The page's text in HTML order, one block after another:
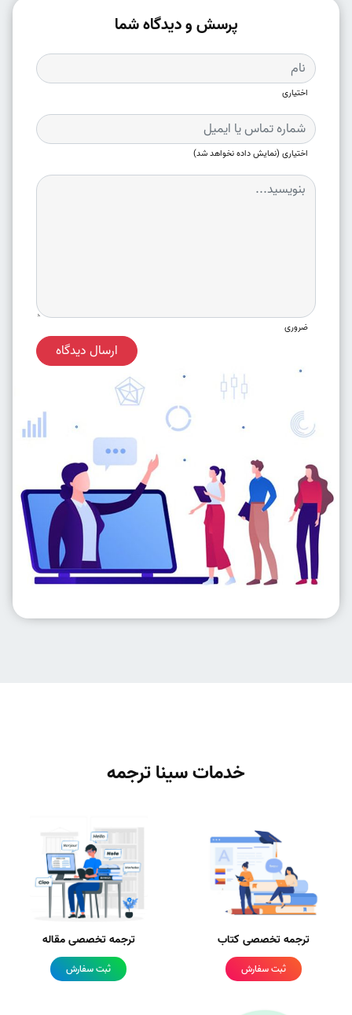
پرسش و دیدگاه شما
اختیاری
اختیاری (نمایش داده نخواهد شد)
ضروری
ارسال دیدگاه
خدمات سینا ترجمه
ترجمه تخصصی کتاب
ثبت سفارش
ترجمه تخصصی مقاله
ثبت سفارش